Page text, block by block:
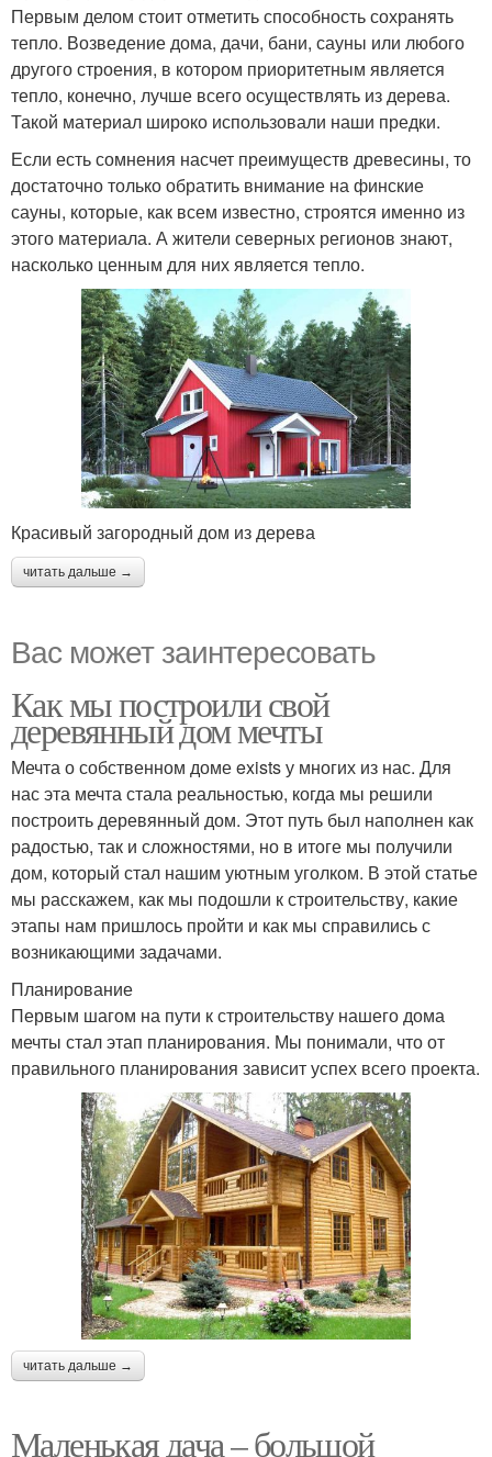
Первым делом стоит отметить способность сохранять
тепло. Возведение дома, дачи, бани, сауны или любого
другого строения, в котором приоритетным является
тепло, конечно, лучше всего осуществлять из дерева.
Такой материал широко использовали наши предки.
Если есть сомнения насчет преимуществ древесины, то
достаточно только обратить внимание на финские
сауны, которые, как всем известно, строятся именно из
этого материала. А жители северных регионов знают,
насколько ценным для них является тепло.
Красивый загородный дом из дерева
читать дальше →
Вас может заинтересовать
Как мы построили свой
деревянный дом мечты
Мечта о собственном доме exists у многих из нас. Для
нас эта мечта стала реальностью, когда мы решили
построить деревянный дом. Этот путь был наполнен как
радостью, так и сложностями, но в итоге мы получили
дом, который стал нашим уютным уголком. В этой статье
мы расскажем, как мы подошли к строительству, какие
этапы нам пришлось пройти и как мы справились с
возникающими задачами.
Планирование
Первым шагом на пути к строительству нашего дома
мечты стал этап планирования. Мы понимали, что от
правильного планирования зависит успех всего проекта.
читать дальше →
Маленькая дача – большой